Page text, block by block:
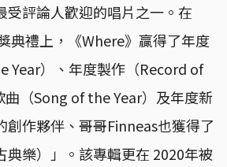
受評論人歡迎的唱片之一。在
典禮上，《Where》贏得了年度
Year）、年度製作（Record of
（Song of the Year）及年度新
創作夥伴、哥哥Finneas也獲得了
典樂）」。該專輯更在 2020年被